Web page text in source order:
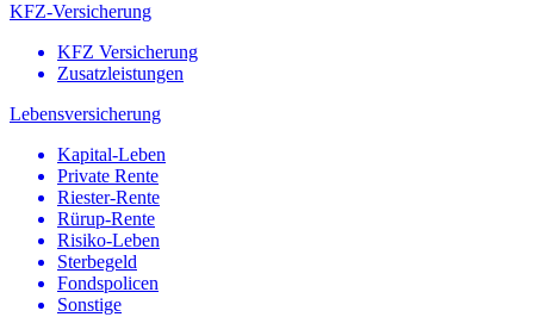
KFZ-Versicherung
KFZ Versicherung
Zusatzleistungen
Lebensversicherung
Kapital-Leben
Private Rente
Riester-Rente
Rürup-Rente
Risiko-Leben
Sterbegeld
Fondspolicen
Sonstige